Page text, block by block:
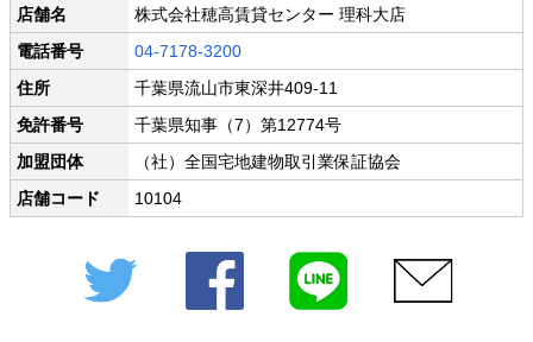
店舗名
株式会社穂高賃貸センター 理科大店
電話番号
04-7178-3200
住所
千葉県流山市東深井409-11
免許番号
千葉県知事（7）第12774号
加盟団体
（社）全国宅地建物取引業保証協会
店舗コード
10104
Twitter Facebook